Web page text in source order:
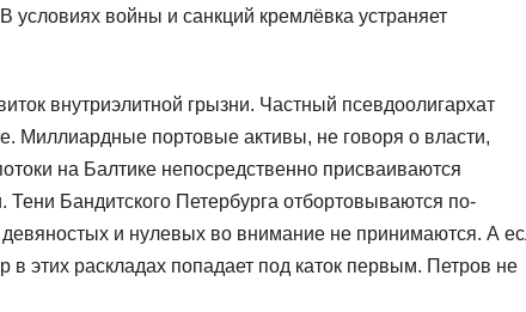
войны и санкций кремлёвка устраняет
внутриэлитной грызни. Частный псевдоолигархат
Миллиардные портовые активы, не говоря о власти,
на Балтике непосредственно присваиваются
Бандитского Петербурга отбортовываются по-
и нулевых во внимание не принимаются. А
в этих раскладах попадает под каток первым. Петров не